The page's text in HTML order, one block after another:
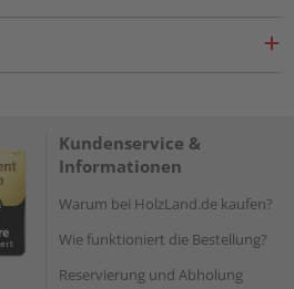
Kundenservice &
Informationen
Warum bei HolzLand.de kaufen?
Wie funktioniert die Bestellung?
Reservierung und Abholung